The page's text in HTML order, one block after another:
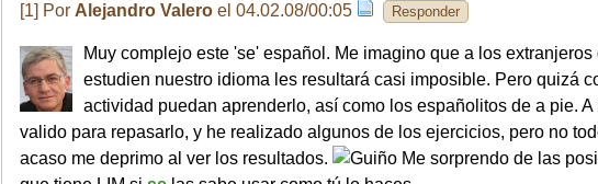
[1] Por Alejandro Valero el 04.02.08/00:05 Responder
Muy complejo este 'se' español. Me imagino que a los extranjeros
estudien nuestro idioma les resultará casi imposible. Pero quizá
actividad puedan aprenderlo, así como los españolitos de a pie. A
valido para repasarlo, y he realizado algunos de los ejercicios, pero no
acaso me deprimo al ver los resultados.
Me sorprendo de las